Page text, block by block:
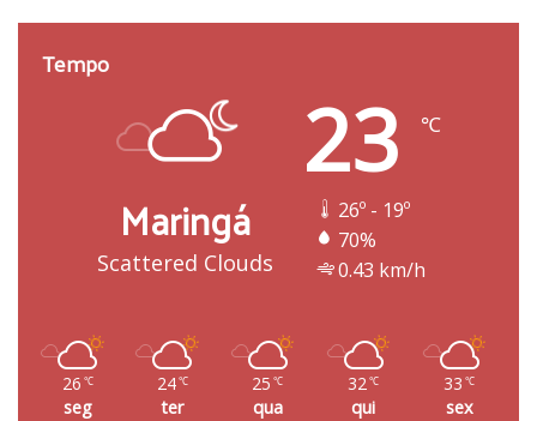
Tempo
Maringá
Scattered Clouds
23 ℃
26º - 19º
70%
0.43 km/h
26 ℃
seg
24 ℃
ter
25 ℃
qua
32℃
qui
33 ℃
sex